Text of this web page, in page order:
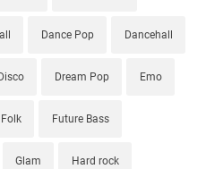
Dance Pop Dancehall
Dream Pop Emo
Folk Future Bass
Glam Hard rock